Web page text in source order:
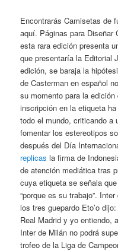
Encontrarás Camisetas de
aquí. Páginas para Diseñar
esta rara edición presenta
que presentaría la Editorial
edición, se baraja la
de Casterman en español
su momento para la
inscripción en la etiqueta
todo el mundo, criticando a
fomentar los estereotipos
después del Día
replicas la firma de
de atención mediática tras
cuya etiqueta se señala
“porque es su trabajo”.
los tres guepardo Eto’o
Real Madrid y yo entiendo,
Inter de Milán no podrá
trofeo de la Liga de